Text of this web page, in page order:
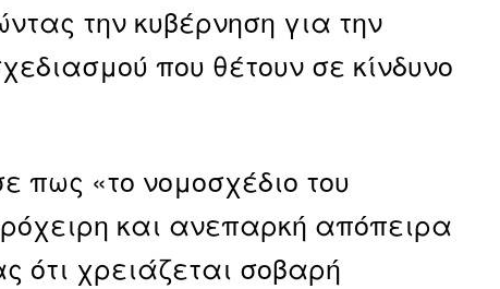
την κυβέρνηση για την
που θέτουν σε κίνδυνο
πως «το νομοσχέδιο του
και ανεπαρκή απόπειρα
ότι χρειάζεται σοβαρή